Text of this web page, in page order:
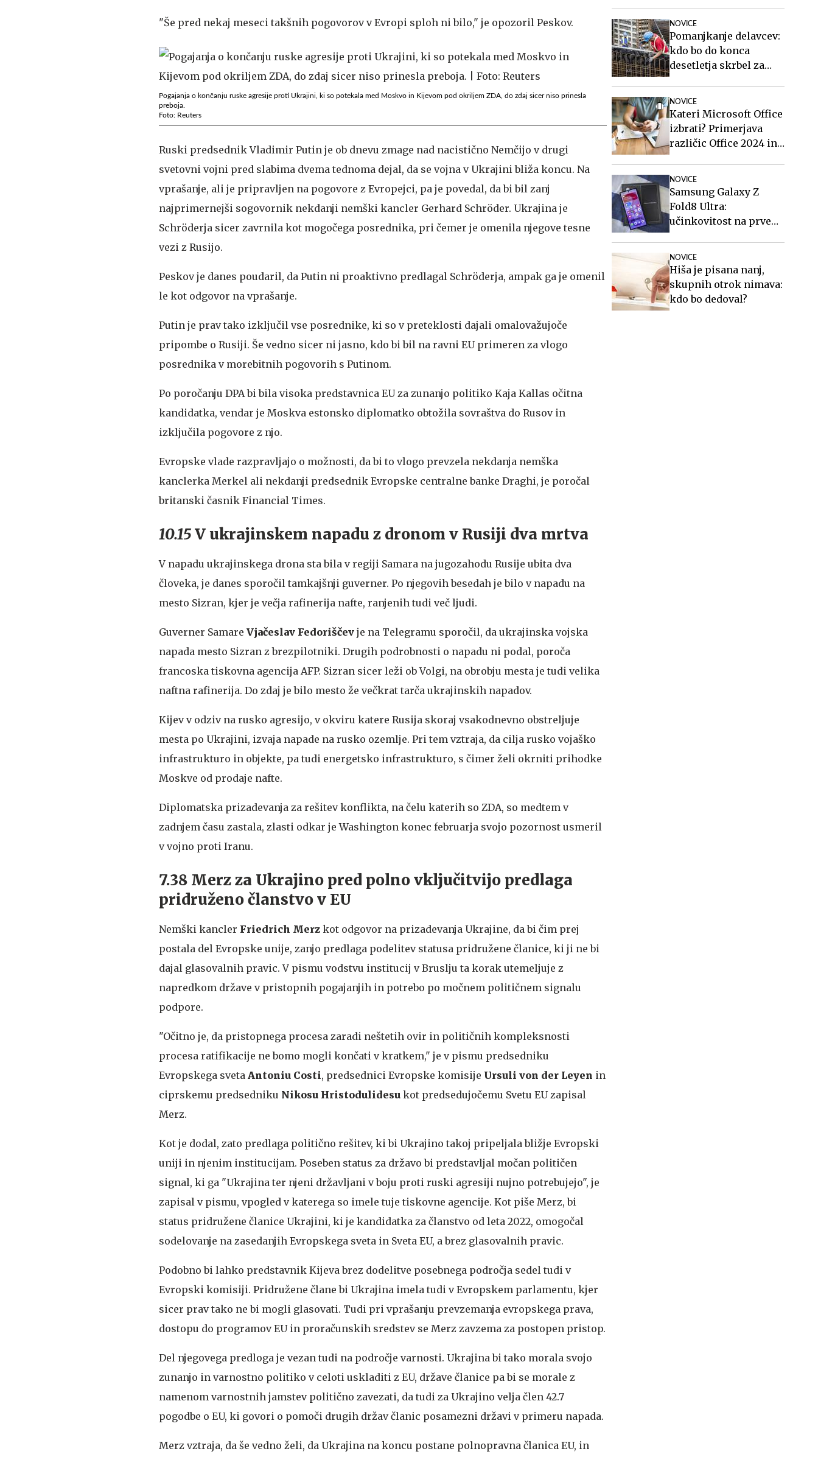
"Še pred nekaj meseci takšnih pogovorov v Evropi sploh ni bilo," je opozoril Peskov.
Pogajanja o končanju ruske agresije proti Ukrajini, ki so potekala med Moskvo in Kijevom pod okriljem ZDA, do zdaj sicer niso prinesla
preboja.
Foto: Reuters
Ruski predsednik Vladimir Putin je ob dnevu zmage nad nacistično Nemčijo v drugi
svetovni vojni pred slabima dvema tednoma dejal, da se vojna v Ukrajini bliža koncu. Na
vprašanje, ali je pripravljen na pogovore z Evropejci, pa je povedal, da bi bil zanj
najprimernejši sogovornik nekdanji nemški kancler Gerhard Schröder. Ukrajina je
Schröderja sicer zavrnila kot mogočega posrednika, pri čemer je omenila njegove tesne
vezi z Rusijo.
Peskov je danes poudaril, da Putin ni proaktivno predlagal Schröderja, ampak ga je omenil
le kot odgovor na vprašanje.
Putin je prav tako izključil vse posrednike, ki so v preteklosti dajali omalovažujoče
pripombe o Rusiji. Še vedno sicer ni jasno, kdo bi bil na ravni EU primeren za vlogo
posrednika v morebitnih pogovorih s Putinom.
Po poročanju DPA bi bila visoka predstavnica EU za zunanjo politiko Kaja Kallas očitna
kandidatka, vendar je Moskva estonsko diplomatko obtožila sovraštva do Rusov in
izključila pogovore z njo.
Evropske vlade razpravljajo o možnosti, da bi to vlogo prevzela nekdanja nemška
kanclerka Merkel ali nekdanji predsednik Evropske centralne banke Draghi, je poročal
britanski časnik Financial Times.
10.15V ukrajinskem napadu z dronom v Rusiji dva mrtva
V napadu ukrajinskega drona sta bila v regiji Samara na jugozahodu Rusije ubita dva
človeka, je danes sporočil tamkajšnji guverner. Po njegovih besedah je bilo v napadu na
mesto Sizran, kjer je večja rafinerija nafte, ranjenih tudi več ljudi.
Guverner Samare Vjačeslav Fedoriščev je na Telegramu sporočil, da ukrajinska vojska
napada mesto Sizran z brezpilotniki. Drugih podrobnosti o napadu ni podal, poroča
francoska tiskovna agencija AFP. Sizran sicer leži ob Volgi, na obrobju mesta je tudi velika
naftna rafinerija. Do zdaj je bilo mesto že večkrat tarča ukrajinskih napadov.
Kijev v odziv na rusko agresijo, v okviru katere Rusija skoraj vsakodnevno obstreljuje
mesta po Ukrajini, izvaja napade na rusko ozemlje. Pri tem vztraja, da cilja rusko vojaško
infrastrukturo in objekte, pa tudi energetsko infrastrukturo, s čimer želi okrniti prihodke
Moskve od prodaje nafte.
Diplomatska prizadevanja za rešitev konflikta, na čelu katerih so ZDA, so medtem v
zadnjem času zastala, zlasti odkar je Washington konec februarja svojo pozornost usmeril
v vojno proti Iranu.
7.38 Merz za Ukrajino pred polno vključitvijo predlaga
pridruženo članstvo v EU
Nemški kancler Friedrich Merz kot odgovor na prizadevanja Ukrajine, da bi čim prej
postala del Evropske unije, zanjo predlaga podelitev statusa pridružene članice, ki ji ne bi
dajal glasovalnih pravic. V pismu vodstvu institucij v Bruslju ta korak utemeljuje z
napredkom države v pristopnih pogajanjih in potrebo po močnem političnem signalu
podpore.
"Očitno je, da pristopnega procesa zaradi neštetih ovir in političnih kompleksnosti
procesa ratifikacije ne bomo mogli končati v kratkem," je v pismu predsedniku
Evropskega sveta Antoniu Costi, predsednici Evropske komisije Ursuli von der Leyen in
ciprskemu predsedniku Nikosu Hristodulidesu kot predsedujočemu Svetu EU zapisal
Merz.
Kot je dodal, zato predlaga politično rešitev, ki bi Ukrajino takoj pripeljala bližje Evropski
uniji in njenim institucijam. Poseben status za državo bi predstavljal močan političen
signal, ki ga "Ukrajina ter njeni državljani v boju proti ruski agresiji nujno potrebujejo", je
zapisal v pismu, vpogled v katerega so imele tuje tiskovne agencije. Kot piše Merz, bi
status pridružene članice Ukrajini, ki je kandidatka za članstvo od leta 2022, omogočal
sodelovanje na zasedanjih Evropskega sveta in Sveta EU, a brez glasovalnih pravic.
Podobno bi lahko predstavnik Kijeva brez dodelitve posebnega področja sedel tudi v
Evropski komisiji. Pridružene člane bi Ukrajina imela tudi v Evropskem parlamentu, kjer
sicer prav tako ne bi mogli glasovati. Tudi pri vprašanju prevzemanja evropskega prava,
dostopu do programov EU in proračunskih sredstev se Merz zavzema za postopen pristop.
Del njegovega predloga je vezan tudi na področje varnosti. Ukrajina bi tako morala svojo
zunanjo in varnostno politiko v celoti uskladiti z EU, države članice pa bi se morale z
namenom varnostnih jamstev politično zavezati, da tudi za Ukrajino velja člen 42.7
pogodbe o EU, ki govori o pomoči drugih držav članic posamezni državi v primeru napada.
Merz vztraja, da še vedno želi, da Ukrajina na koncu postane polnopravna članica EU, in
NOVICE
Pomanjkanje delavcev:
kdo bo do konca
desetletja skrbel za
avtobuse?
NOVICE
Kateri Microsoft Office
izbrati? Primerjava
različic Office 2024 in
NOVICE
Samsung Galaxy Z
Fold8 Ultra:
učinkovitost na prvem
NOVICE
Hiša je pisana nanj,
skupnih otrok nimava:
kdo bo dedoval?